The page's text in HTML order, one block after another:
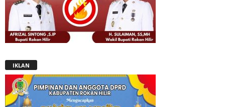
IKLAN